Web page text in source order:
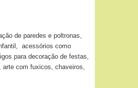
de paredes e poltronas,
acessórios como
para decoração de festas,
arte com fuxicos, chaveiros,